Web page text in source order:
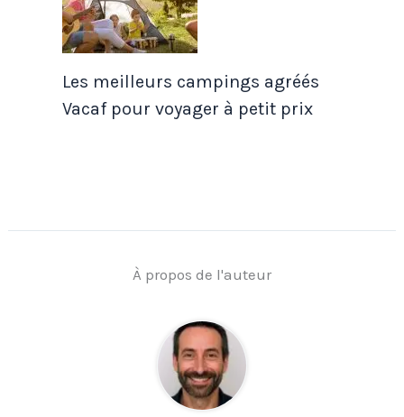
Les meilleurs campings agréés
Vacaf pour voyager à petit prix
À propos de l'auteur